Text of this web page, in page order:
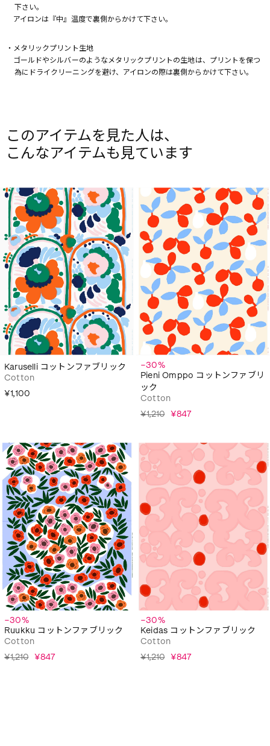
下さい。
アイロンは『中』温度で裏側からかけて下さい。
・メタリックプリント生地
ゴールドやシルバーのようなメタリックプリントの生地は、プリントを保つ
為にドライクリーニングを避け、アイロンの際は裏側からかけて下さい。
このアイテムを見た人は、
こんなアイテムも見ています
Karuselli コットンファブリック
Cotton
¥1,100
−30%
Pieni Omppo コットンファブリ
ック
Cotton
¥1,210 ¥847
−30%
Ruukku コットンファブリック
Cotton
¥1,210 ¥847
−30%
Keidas コットンファブリック
Cotton
¥1,210 ¥847